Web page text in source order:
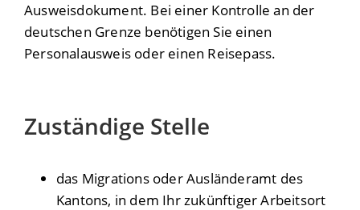
Ausweisdokument. Bei einer Kontrolle an der
deutschen Grenze benötigen Sie einen
Personalausweis oder einen Reisepass.
Zuständige Stelle
das Migrations oder Ausländeramt des
Kantons, in dem Ihr zukünftiger Arbeitsort